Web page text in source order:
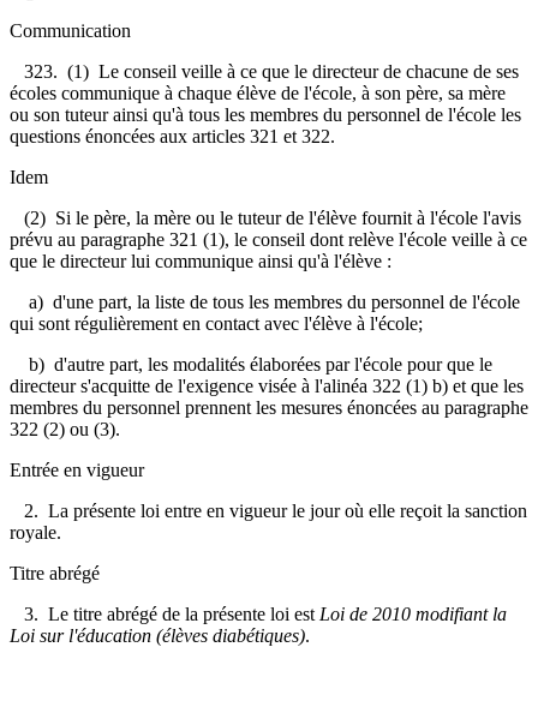
Communication
323. (1) Le conseil veille à ce que le directeur de chacune de ses
écoles communique à chaque élève de l'école, à son père, sa mère
ou son tuteur ainsi qu'à tous les membres du personnel de l'école les
questions énoncées aux articles 321 et 322.
Idem
(2) Si le père, la mère ou le tuteur de l'élève fournit à l'école l'avis
prévu au paragraphe 321 (1), le conseil dont relève l'école veille à ce
que le directeur lui communique ainsi qu'à l'élève :
a) d'une part, la liste de tous les membres du personnel de l'école
qui sont régulièrement en contact avec l'élève à l'école;
b) d'autre part, les modalités élaborées par l'école pour que le
directeur s'acquitte de l'exigence visée à l'alinéa 322 (1) b) et que les
membres du personnel prennent les mesures énoncées au paragraphe
322 (2) ou (3).
Entrée en vigueur
2. La présente loi entre en vigueur le jour où elle reçoit la sanction
royale.
Titre abrégé
3. Le titre abrégé de la présente loi est Loi de 2010 modifiant la
Loi sur l'éducation (élèves diabétiques).